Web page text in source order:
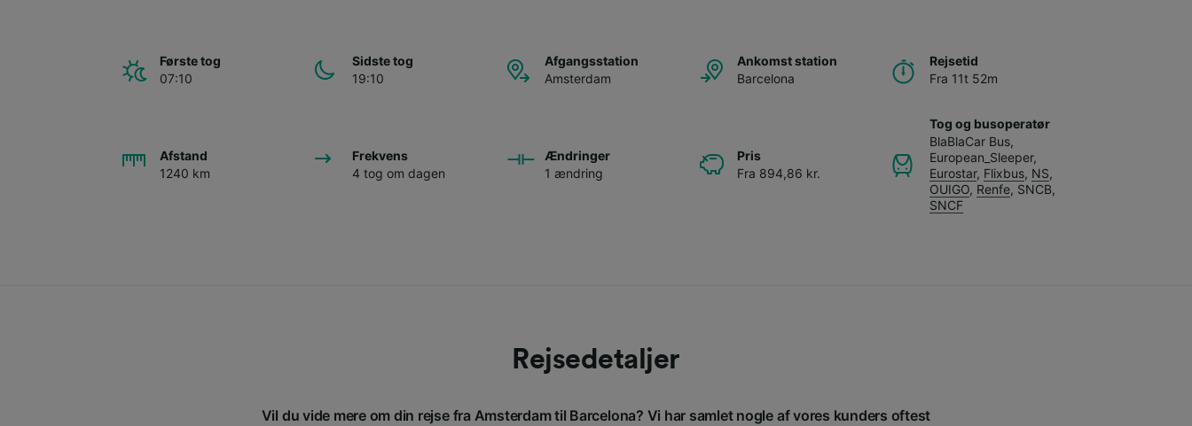
Første tog
07:10
Sidste tog
19:10
Afgangsstation
Amsterdam
Ankomst station
Barcelona
Rejsetid
Fra 11t 52m
Afstand
1240 km
Frekvens
4 tog om dagen
Ændringer
1 ændring
Pris
Fra 894,86 kr.
Tog og busoperatør
BlaBlaCar Bus,
European_Sleeper,
Eurostar, Flixbus, NS,
OUIGO, Renfe, SNCB,
SNCF
Rejsedetaljer
Vil du vide mere om din rejse fra Amsterdam til Barcelona? Vi har samlet nogle af vores kunders oftest